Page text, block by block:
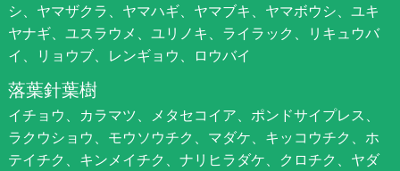
シ、ヤマザクラ、ヤマハギ、ヤマブキ、ヤマボウシ、ユキ
ヤナギ、ユスラウメ、ユリノキ、ライラック、リキュウバ
イ、リョウブ、レンギョウ、ロウバイ
落葉針葉樹
イチョウ、カラマツ、メタセコイア、ポンドサイプレス、
ラクウショウ、モウソウチク、マダケ、キッコウチク、ホ
テイチク、キンメイチク、ナリヒラダケ、クロチク、ヤダ